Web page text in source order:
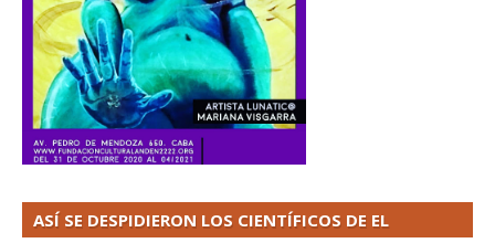
ASÍ SE DESPIDIERON LOS CIENTÍFICOS DE EL